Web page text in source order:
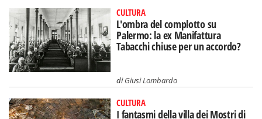
CULTURA
L'ombra del complotto su
Palermo: la ex Manifattura
Tabacchi chiuse per un accordo?
diGiusi Lombardo
CULTURA
I fantasmi della villa dei Mostri di